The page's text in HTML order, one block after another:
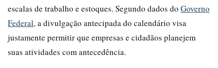
escalas de trabalho e estoques. Segundo dados do Governo
Federal, a divulgação antecipada do calendário visa
justamente permitir que empresas e cidadãos planejem
suas atividades com antecedência.